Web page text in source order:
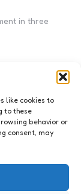
like cookies to
to these
behavior or
consent, may
in three